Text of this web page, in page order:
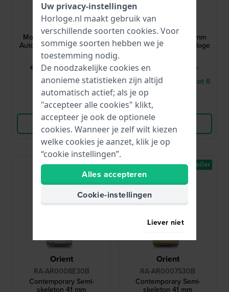
Orient
RE-AV0124G00B
Modern Skeleton 41 mm
Automatisch herenhorloge
met gangreserve
€ 1.150,- 799,95
● Op voorraad
Vergelijk
Bekijk Product
RE-AV0123G00B
Modern Skeleton 41 mm
Automatisch herenhorloge
€ 1.150,- 1.035,-
● Levering binnen 3 tot 6
Bekijk Product
Orient
RA-AR0008E30B
Contemporary Semi-
skeleton 41 mm
Orient
RA-AR0007S30B
Contemporary Semi-
skeleton 41 mm
Bestseller
Uw privacy-instellingen
Horloge.nl maakt gebruik van
verschillende soorten cookies. Voor
sommige soorten hebben we je
toestemming nodig.
De noodzakelijke cookies en
anonieme statistieken zijn altijd
automatisch actief; als je op
"accepteer alle cookies" klikt,
accepteer je ook de optionele
cookies. Wanneer je zelf wilt kiezen
welke cookies je aanzet, klik je op
“cookie instellingen”.
Alles accepteren
Cookie-instellingen
Liever niet